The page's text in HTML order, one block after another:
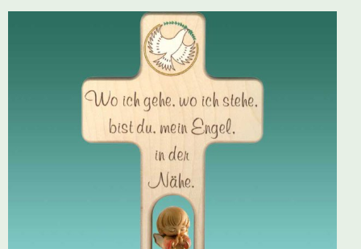
Holzkunst nach Hersteller
Räucherfiguren